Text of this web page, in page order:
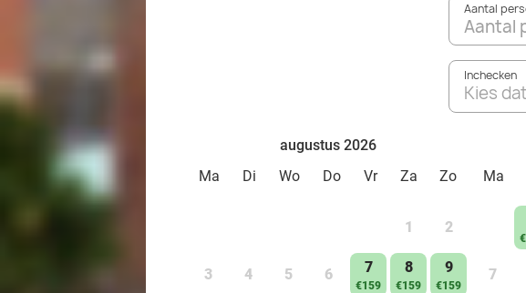
Aantal
Aantal
Inchecken
Kies
augustus 2026
Ma
Di Wo Do Vr Za Zo
1 2
3 4 5 6 7
€159
8
€159
9
€159
Ma
7